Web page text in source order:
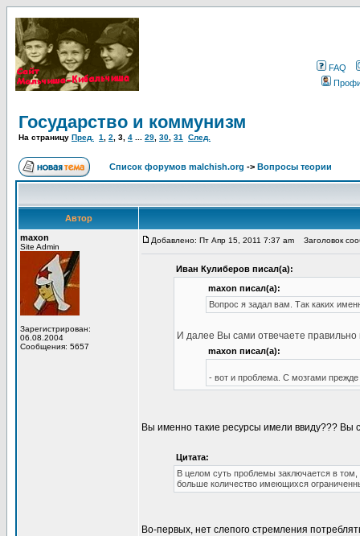
FAQ
Государство и коммунизм
На страницу Пред. 1 2 3 4 29 30 31 След.
Список форумов malchish.org -> Вопросы теории
Автор
maxon
Site Admin
Зарегистрирован:
06.08.2004
Сообщения: 5657
Добавлено: Пт Апр 15, 2011 7:37 am Заголовок
Иван Кулиберов писал(а):
maxon писал(а):
Вопрос я задал вам. Так каких
И далее Вы сами отвечаете правильно
maxon писал(а):
- вот и проблема. С мозгами
Вы именно такие ресурсы имели ввиду??? Вы
Цитата:
В целом суть проблемы заключается в
больше количество имеющихся
Во-первых, нет слепого стремления